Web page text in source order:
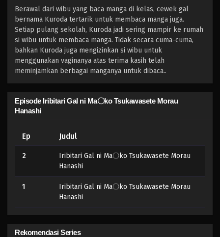
Berawal dari wibu yang baca manga di kelas, cewek gal
bernama Kuroda tertarik untuk membaca manga juga.
Setiap pulang sekolah, Kuroda jadi sering mampir ke rumah
si wibu untuk membaca manga. Tidak secara cuma-cuma,
bahkan Kuroda juga mengizinkan si wibu untuk
menggunakan vaginanya atas terima kasih telah
meminjamkan berbagai manganya untuk dibaca..
Episode Iribitari Gal ni Ma〇ko Tsukawasete Morau
Hanashi
Ep Judul
2
Iribitari Gal ni Ma〇ko Tsukawasete Morau
Hanashi
1
Iribitari Gal ni Ma〇ko Tsukawasete Morau
Hanashi
Rekomendasi Series